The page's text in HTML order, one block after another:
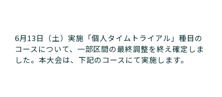
6月13日（土）実施「個人タイムトライアル」種目の
コースについて、一部区間の最終調整を終え確定しま
した。本大会は、下記のコースにて実施します。